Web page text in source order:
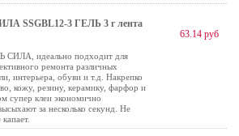
SSGBL12-3 ГЕЛЬ 3 г лента
СИЛА, идеально подходит для
ремонта различных
интерьера, обуви и т.д. Накрепко
кожу, резину, керамику, фарфор и
супер клеи экономично
за несколько секунд. Не
63.14 руб